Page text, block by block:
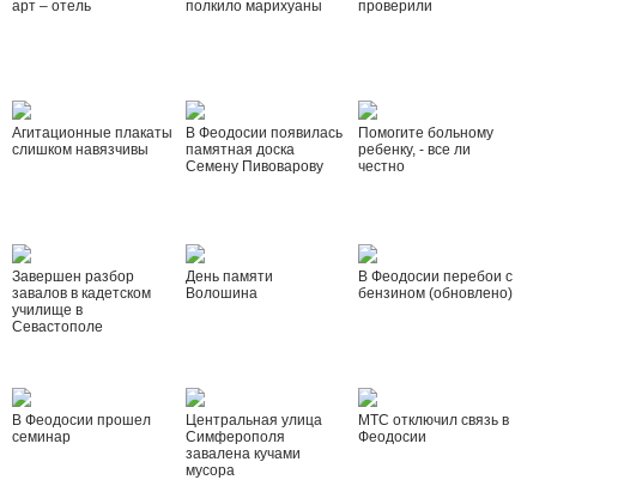
арт – отель
полкило марихуаны
проверили
Агитационные плакаты
слишком навязчивы
В Феодосии появилась
памятная доска
Семену Пивоварову
Помогите больному
ребенку, - все ли
честно
Завершен разбор
завалов в кадетском
училище в
Севастополе
День памяти
Волошина
В Феодосии перебои с
бензином (обновлено)
В Феодосии прошел
семинар
Центральная улица
Симферополя
завалена кучами
мусора
МТС отключил связь в
Феодосии